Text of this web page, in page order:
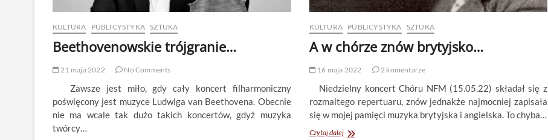
KULTURA PUBLICYSTYKA SZTUKA
Beethovenowskie trójgranie…
21 maja 2022 No Comments
Zawsze jest miło, gdy cały koncert filharmoniczny
poświęcony jest muzyce Ludwiga van Beethovena. Obecnie
nie ma wcale tak dużo takich koncertów, gdyż muzyka
twórcy…
KULTURA PUBLICYSTYKA SZTUKA
A w chórze znów brytyjsko…
16 maja 2022 2 komentarze
Niedzielny koncert Chóru NFM (15.05.22) składał się z
rozmaitego repertuaru, znów jednakże najmocniej zapisała
się w mojej pamięci muzyka brytyjska i angielska. To chyba…
Czytaj dalejA